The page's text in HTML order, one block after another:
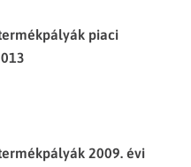
piaci
2009. évi